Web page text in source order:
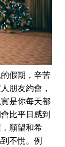
假期，辛苦
朋友約會，
是你每天都
比平日感到
願望和希
不悅。例